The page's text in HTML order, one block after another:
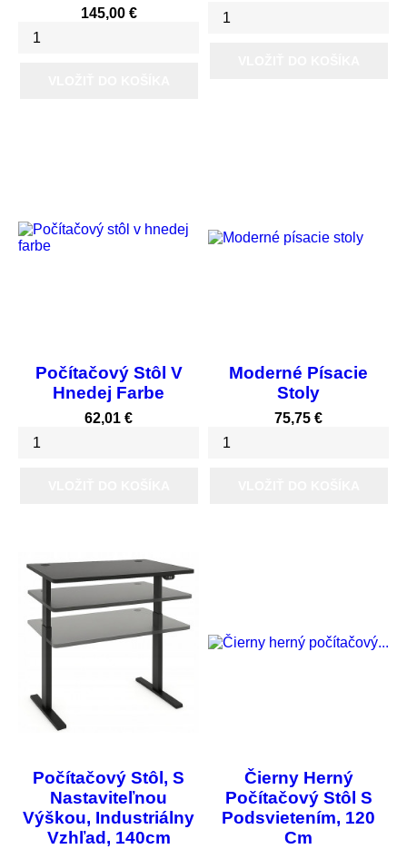
Cena
145,00 €
Počítačový Stôl V
Hnedej Farbe
Cena
62,01 €
Moderné Písacie
Stoly
Cena
75,75 €
Počítačový Stôl, S
Nastaviteľnou
Výškou, Industriálny
Vzhľad, 140cm
Čierny Herný
Počítačový Stôl S
Podsvietením, 120
Cm